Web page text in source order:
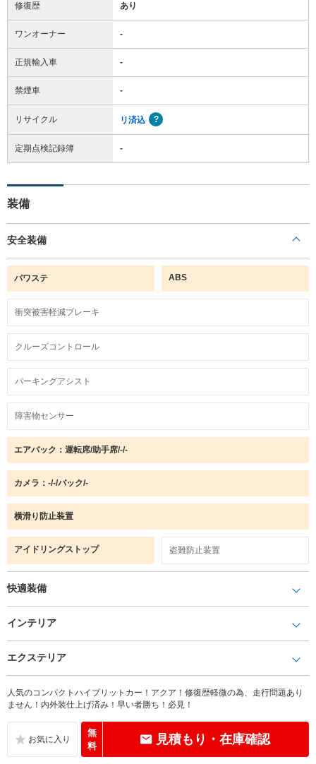
修復歴 あり
ワンオーナー -
正規輸入車 -
禁煙車 -
リサイクル リ済込
定期点検記録簿 -
装備
安全装備
パワステ ABS
衝突被害軽減ブレーキ
クルーズコントロール
パーキングアシスト
障害物センサー
エアバック：運転席/助手席/-/-
カメラ：-/-/バック/-
横滑り防止装置
アイドリングストップ 盗難防止装置
快適装備
インテリア
エクステリア
人気のコンパクトハイブリットカー！アクア！修復歴軽微の為、走行問題あり
ません！内外装仕上げ済み！早い者勝ち！必見！
無
料
見積もり・在庫確認